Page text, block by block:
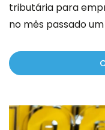
tributária para
no mês passado